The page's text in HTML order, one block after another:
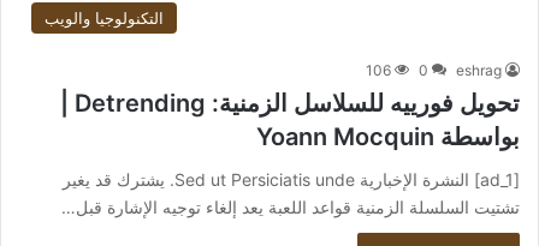
التكنولوجيا والويب
eshrag
0
106
بواسطة Yoann Mocquin
[ad_1] النشرة الإخبارية Sed ut Persiciatis unde. يشترك قد يغير
تشتيت السلسلة الزمنية قواعد اللعبة يعد إلغاء توجيه الإشارة قبل…